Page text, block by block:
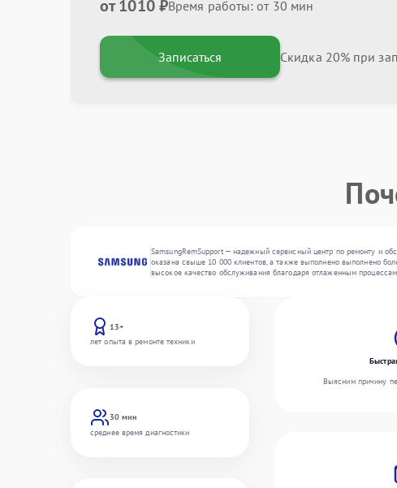
от 1010 ₽Время работы: от 30 мин
Записаться Скидка 20% при
SamsungRemSupport — надежный сервисный центр по ремонту и
оказана свыше 10 000 клиентов, а также выполнено выполнено
высокое качество обслуживания благодаря отлаженным
13+
лет опыта в ремонте техники
30 мин
среднее время диагностики
Выясним причину